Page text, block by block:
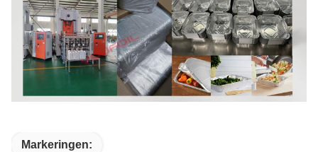
Markeringen: